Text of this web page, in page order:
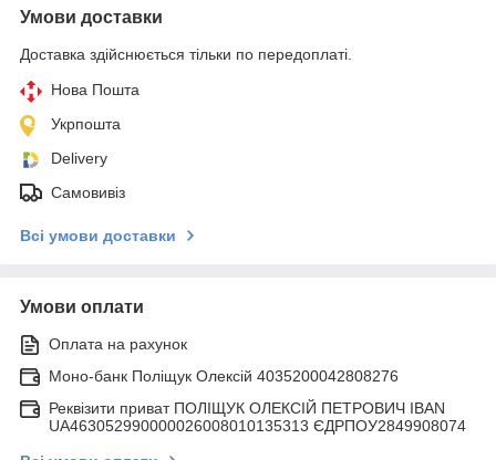
Умови доставки
Доставка здійснюється тільки по передоплаті.
Нова Пошта
Укрпошта
Delivery
Самовивіз
Всі умови доставки
Умови оплати
Оплата на рахунок
Моно-банк Поліщук Олексій 4035200042808276
Реквізити приват ПОЛІЩУК ОЛЕКСІЙ ПЕТРОВИЧ IBAN
UA463052990000026008010135313 ЄДРПОУ2849908074